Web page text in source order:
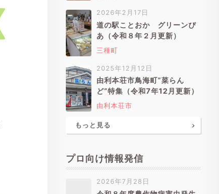
2026年2月17日
道の駅ことおか グリーンぴ
あ（令和８年２月更新）
三種町
2025年12月12日
由利本荘市鳥海町”菜らん
ど”特集（令和7年12月更新）
由利本荘市
もっと見る
プロ向け情報発信
2026年7月28日